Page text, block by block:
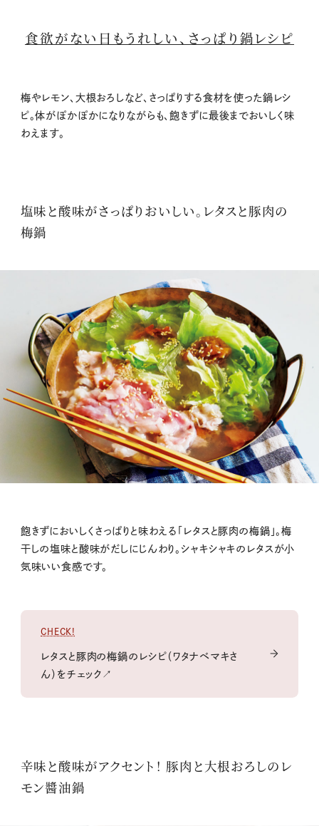
食欲がない日もうれしい、さっぱり鍋レシピ
梅やレモン、大根おろしなど、さっぱりする食材を使った鍋レシ
ピ。体がぽかぽかになりながらも、飽きずに最後までおいしく味
わえます。
塩味と酸味がさっぱりおいしい。レタスと豚肉の
梅鍋
飽きずにおいしくさっぱりと味わえる「レタスと豚肉の梅鍋」。梅
干しの塩味と酸味がだしにじんわり。シャキシャキのレタスが小
気味いい食感です。
CHECK!
レタスと豚肉の梅鍋のレシピ（ワタナベマキさ
ん）をチェック↗
辛味と酸味がアクセント！ 豚肉と大根おろしのレ
モン醬油鍋